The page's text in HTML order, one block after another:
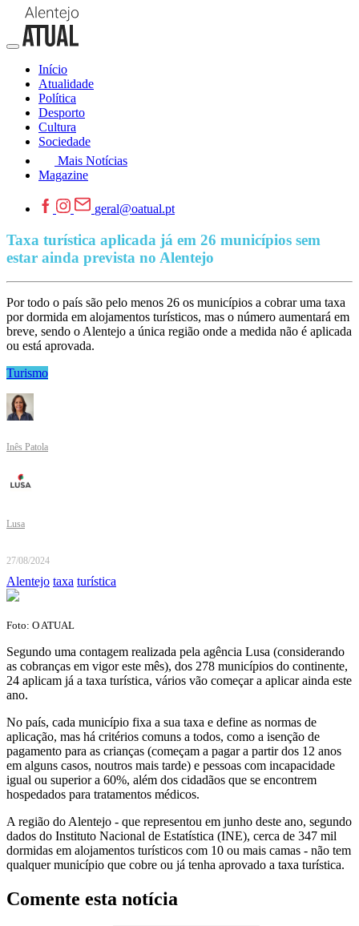
Início
Atualidade
Política
Desporto
Cultura
Sociedade
Mais Notícias
Magazine
geral@oatual.pt
Taxa turística aplicada já em 26 municípios sem
estar ainda prevista no Alentejo
Por todo o país são pelo menos 26 os municípios a cobrar uma taxa
por dormida em alojamentos turísticos, mas o número aumentará em
breve, sendo o Alentejo a única região onde a medida não é aplicada
ou está aprovada.
Turismo
Inês Patola
Lusa
27/08/2024
Alentejo taxa turística
Foto: O ATUAL
Segundo uma contagem realizada pela agência Lusa (considerando
as cobranças em vigor este mês), dos 278 municípios do continente,
24 aplicam já a taxa turística, vários vão começar a aplicar ainda este
ano.
No país, cada município fixa a sua taxa e define as normas de
aplicação, mas há critérios comuns a todos, como a isenção de
pagamento para as crianças (começam a pagar a partir dos 12 anos
em alguns casos, noutros mais tarde) e pessoas com incapacidade
igual ou superior a 60%, além dos cidadãos que se encontrem
hospedados para tratamentos médicos.
A região do Alentejo - que representou em junho deste ano, segundo
dados do Instituto Nacional de Estatística (INE), cerca de 347 mil
dormidas em alojamentos turísticos com 10 ou mais camas - não tem
qualquer município que cobre ou já tenha aprovado a taxa turística.
Comente esta notícia